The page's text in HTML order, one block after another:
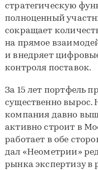
стратегическую
полноценный
сокращает
на прямое
и внедряет
контроля поставок.
За 15 лет портфель
существенно вырос.
компания давно
активно строит в
работает в обе
дал «Неометрии»
рынка экспертизу в